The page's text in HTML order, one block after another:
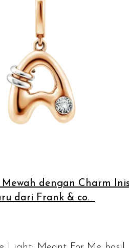
dengan Charm
dari Frank & co.